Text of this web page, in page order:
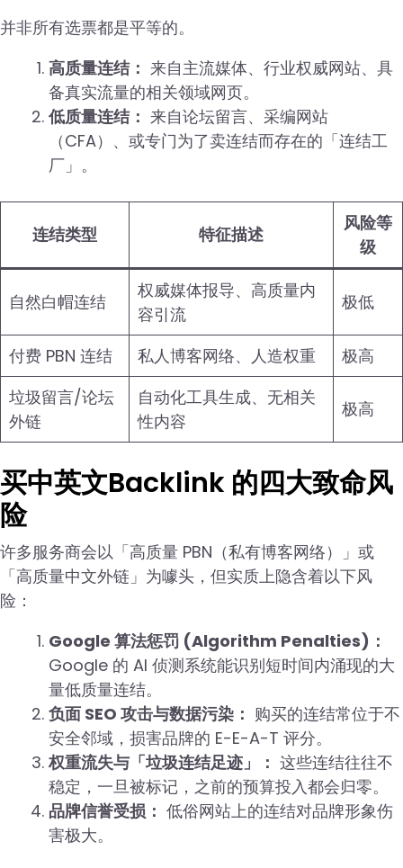
并非所有选票都是平等的。
高质量连结： 来自主流媒体、行业权威网站、具
备真实流量的相关领域网页。
低质量连结： 来自论坛留言、采编网站
（CFA）、或专门为了卖连结而存在的「连结工
厂」。
连结类型 特征描述
风险等
级
自然白帽连结
权威媒体报导、高质量内
容引流
极低
付费 PBN 连结 私人博客网络、人造权重
极高
垃圾留言/论坛
外链
自动化工具生成、无相关
性内容
极高
买中英文Backlink 的四大致命风
险
许多服务商会以「高质量 PBN（私有博客网络）」或
「高质量中文外链」为噱头，但实质上隐含着以下风
险：
Google 算法惩罚 (Algorithm Penalties)：
Google 的 AI 侦测系统能识别短时间内涌现的大
量低质量连结。
负面 SEO 攻击与数据污染： 购买的连结常位于不
安全邻域，损害品牌的 E-E-A-T 评分。
权重流失与「垃圾连结足迹」： 这些连结往往不
稳定，一旦被标记，之前的预算投入都会归零。
品牌信誉受损： 低俗网站上的连结对品牌形象伤
害极大。